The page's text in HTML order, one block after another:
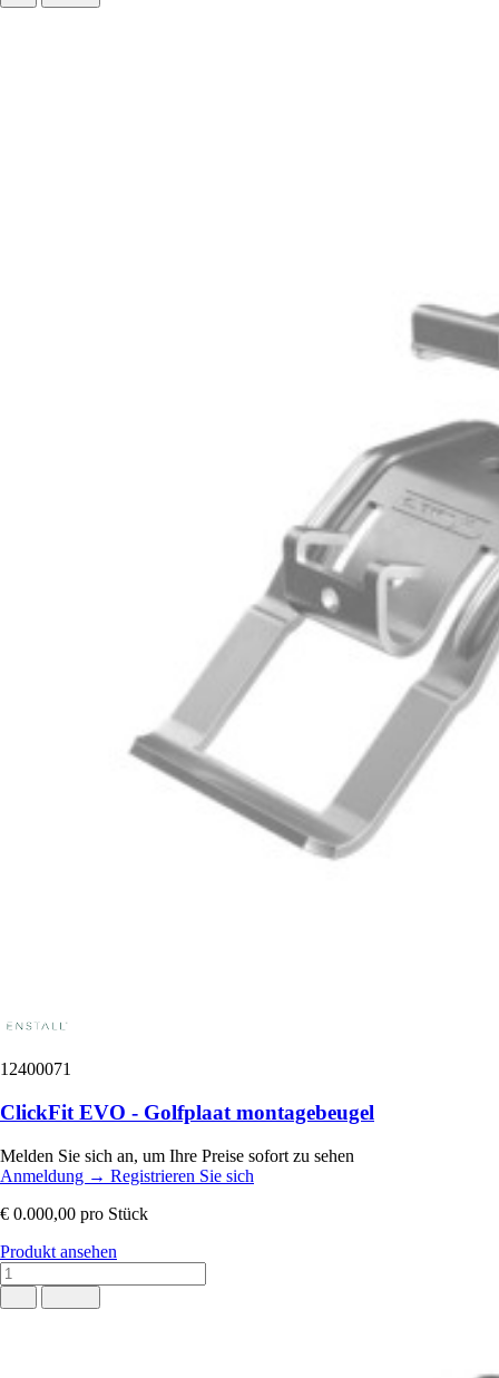
12400071
ClickFit EVO - Golfplaat montagebeugel
Melden Sie sich an, um Ihre Preise sofort zu sehen
Anmeldung → Registrieren Sie sich
€ 0.000,00 pro Stück
Produkt ansehen